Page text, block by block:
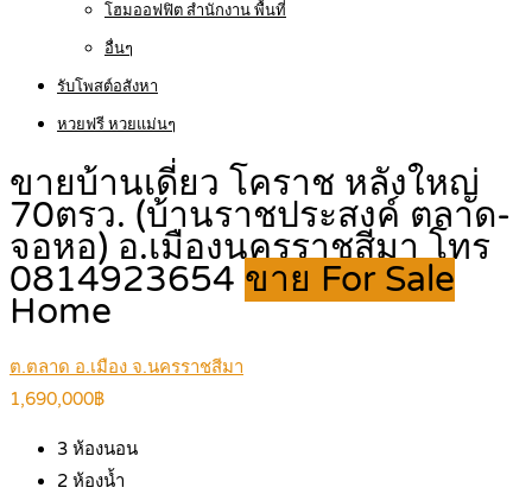
โฮมออฟฟิต สำนักงาน พื้นที่
อื่นๆ
รับโพสต์อสังหา
หวยฟรี หวยแม่นๆ
ขายบ้านเดี่ยว โคราช หลังใหญ่
70ตรว. (บ้านราชประสงค์ ตลาด-
จอหอ) อ.เมืองนครราชสีมา โทร
0814923654 ขาย For Sale
Home
ต.ตลาด อ.เมือง จ.นครราชสีมา
1,690,000฿
3 ห้องนอน
2 ห้องน้ำ